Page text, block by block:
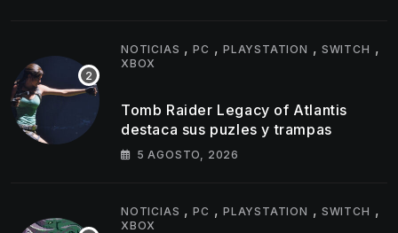
NOTICIAS ,PC ,PLAYSTATION , SWITCH ,
XBOX
Tomb Raider Legacy of Atlantis
destaca sus puzles y trampas
5 AGOSTO, 2026
NOTICIAS ,PC ,PLAYSTATION , SWITCH ,
XBOX